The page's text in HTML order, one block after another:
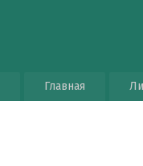
Главная